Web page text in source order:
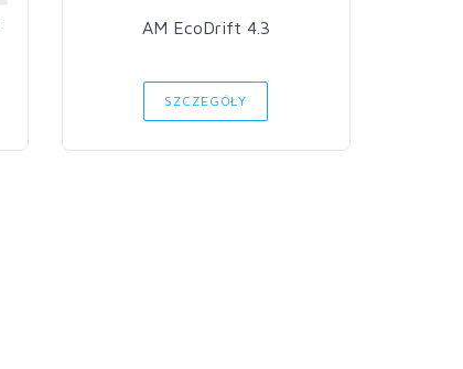
AM EcoDrift 4.3
SZCZEGÓŁY